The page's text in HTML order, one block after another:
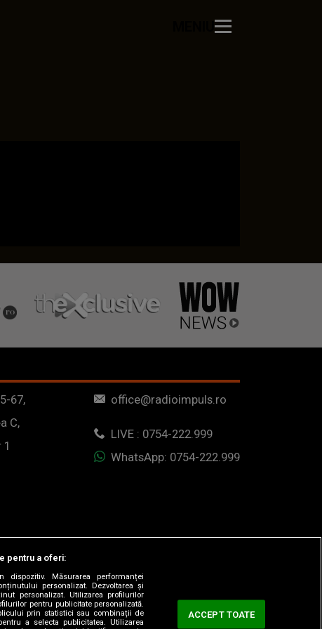
67,
C,
1
office@radioimpuls.ro
LIVE : 0754-222.999
WhatsApp: 0754-222.999
pentru a oferi:
Măsurarea performanței
personalizat. Dezvoltarea și
personalizat. Utilizarea profilurilor
pentru publicitate personalizată.
prin statistici sau combinații de
a selecta publicitatea. Utilizarea
ACCEPT TOATE